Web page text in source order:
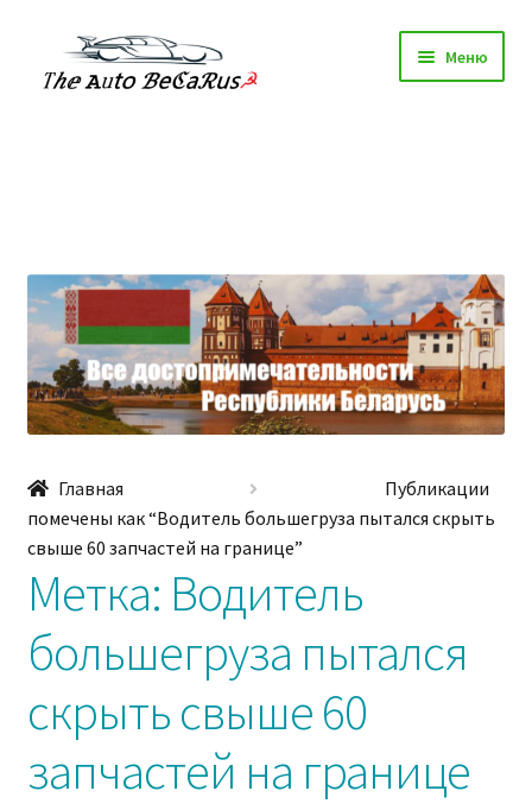
Перейти
Перейти
Меню
Шиномонтаж Минск
Статьи
Каталог
Главная
Публикации
помечены как “Водитель большегруза пытался скрыть
свыше 60 запчастей на границе”
Метка: Водитель
большегруза пытался
скрыть свыше 60
запчастей на границе